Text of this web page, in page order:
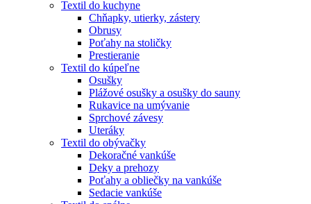
Textil do kuchyne
Chňapky, utierky, zástery
Obrusy
Poťahy na stoličky
Prestieranie
Textil do kúpeľne
Osušky
Plážové osušky a osušky do sauny
Rukavice na umývanie
Sprchové závesy
Uteráky
Textil do obývačky
Dekoračné vankúše
Deky a prehozy
Poťahy a obliečky na vankúše
Sedacie vankúše